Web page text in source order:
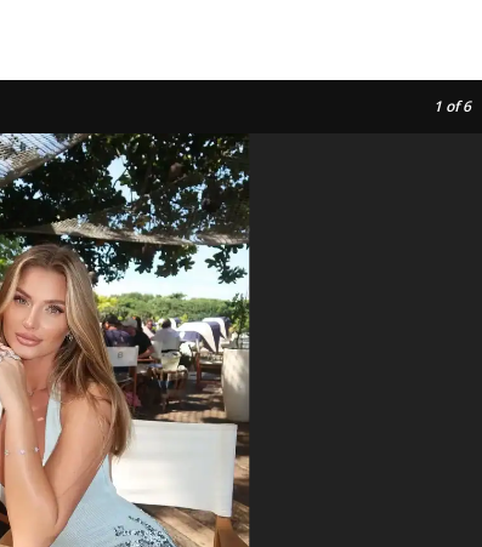
sobre
Artificial M5PORTS
1 of 6